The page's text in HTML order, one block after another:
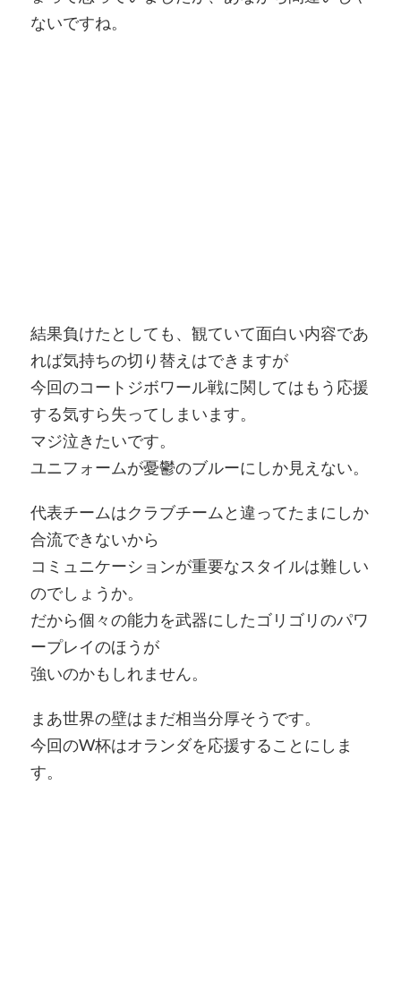
ないですね。
結果負けたとしても、観ていて面白い内容であ
れば気持ちの切り替えはできますが
今回のコートジボワール戦に関してはもう応援
する気すら失ってしまいます。
マジ泣きたいです。
ユニフォームが憂鬱のブルーにしか見えない。
代表チームはクラブチームと違ってたまにしか
合流できないから
コミュニケーションが重要なスタイルは難しい
のでしょうか。
だから個々の能力を武器にしたゴリゴリのパワ
ープレイのほうが
強いのかもしれません。
まあ世界の壁はまだ相当分厚そうです。
今回のW杯はオランダを応援することにしま
す。